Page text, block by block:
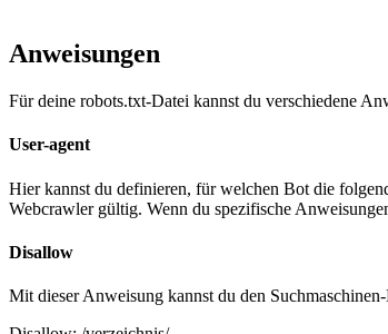
Anweisungen
Für deine robots.txt-Datei kannst du verschiedene
User-agent
Hier kannst du definieren, für welchen Bot die
Webcrawler gültig. Wenn du spezifische
Disallow
Mit dieser Anweisung kannst du den